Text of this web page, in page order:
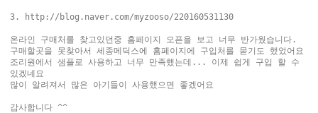
3. http://blog.naver.com/myzooso/220160531130
온라인 구매처를 찾고있던중 홈페이지 오픈을 보고 너무 반가웠습니다.
구매할곳을 못찾아서 세종메딕스에 홈페이지에 구입처를 묻기도 했었어요
조리원에서 샘플로 사용하고 너무 만족했는데... 이제 쉽게 구입 할 수
있겠네요
많이 알려져서 많은 아기들이 사용했으면 좋겠어요
감사합니다 ^^